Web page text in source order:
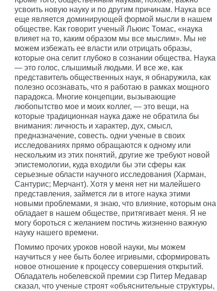
усвоить новую науку и по другим причинам. Наука все
еще является доминирующей формой мысли в нашем
обществе. Как говорит ученый Льюис Томас, «наука
влияет на то, каким образом мы все мыслим». Мы не
можем избежать ее власти или отрицать образы,
которые она селит глубоко в сознании общества. Наука
— это голос, слышимый людьми. И все же, как
представитель общественных наук, я обнаружила, как
полезно осознавать, что я работаю в рамках мощного
парадокса. Многие концепции, вызывающие
любопытство мое и моих коллег, — это вещи, на
которые традиционная наука даже не обратила бы
внимания: личность и характер, дух, смысл,
предназначение, совесть. одни ученые в своих
исследованиях прямо обращаются к одному или
нескольким из этих понятий, другие же требуют новой
эпистемологии, куда входили бы эти сферы как
серьезные области научного исследования (Харман,
Сантурис; Мерчант). Хотя у меня нет ни малейшего
представления, займется ли в итоге наука этими
новыми проблемами, я знаю, что влияние, которым она
обладает в нашем обществе, притягивает меня. Я не
могу бороться с желанием постичь жизненно важную
науку нашего времени.
Помимо прочих уроков новой науки, мы можем
научиться у нее быть более игривыми, сформировать
новое отношение к процессу совершения открытий.
Обладатель нобелевской премии сэр Питер Медавар
сказал, что ученые строят «объяснительные структуры,